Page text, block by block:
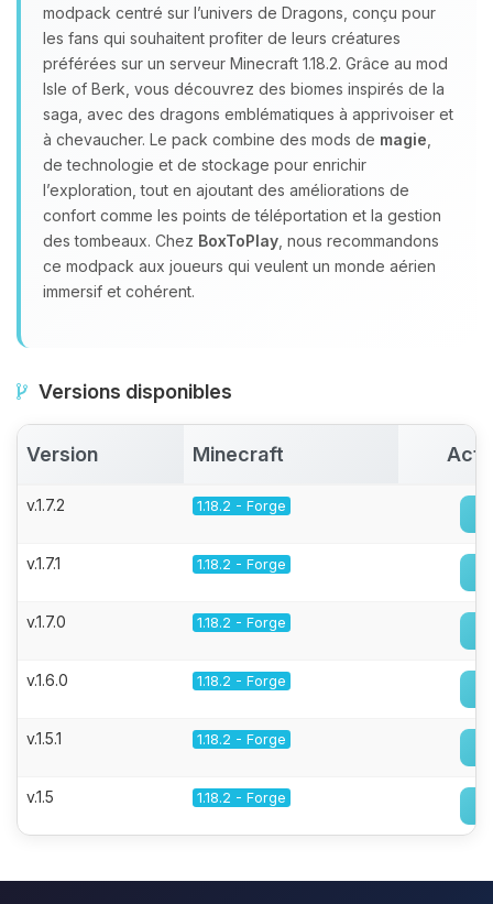
modpack centré sur l’univers de Dragons, conçu pour
les fans qui souhaitent profiter de leurs créatures
préférées sur un serveur Minecraft 1.18.2. Grâce au mod
Isle of Berk, vous découvrez des biomes inspirés de la
saga, avec des dragons emblématiques à apprivoiser et
à chevaucher. Le pack combine des mods de magie
de technologie et de stockage pour enrichir
l’exploration, tout en ajoutant des améliorations de
confort comme les points de téléportation et la gestion
des tombeaux. Chez BoxToPlay , nous recommandons
ce modpack aux joueurs qui veulent un monde aérien
immersif et cohérent.
Versions disponibles
Version Minecraft
v.1.7.2 1.18.2 - Forge
v.1.7.1 1.18.2 - Forge
v.1.7.0 1.18.2 - Forge
v.1.6.0 1.18.2 - Forge
v.1.5.1 1.18.2 - Forge
v.1.5 1.18.2 - Forge